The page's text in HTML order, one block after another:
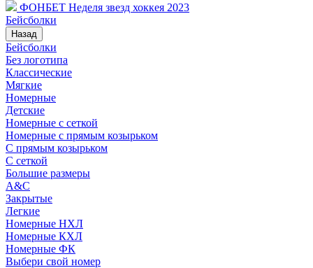
ФОНБЕТ Неделя звезд хоккея 2023
Бейсболки
Назад
Бейсболки
Без логотипа
Классические
Мягкие
Номерные
Детские
Номерные с сеткой
Номерные с прямым козырьком
С прямым козырьком
С сеткой
Большие размеры
A&C
Закрытые
Легкие
Номерные НХЛ
Номерные КХЛ
Номерные ФК
Выбери свой номер